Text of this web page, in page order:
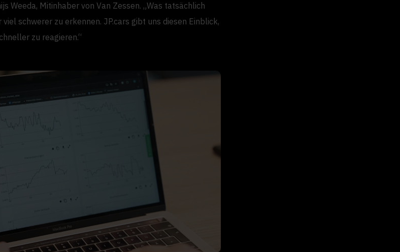
Weeda, Mitinhaber von Van Zessen. „Was tatsächlich
schwerer zu erkennen. JP.cars gibt uns diesen Einblick,
zu reagieren.“